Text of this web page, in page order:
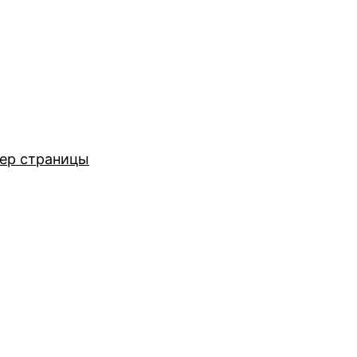
страницы